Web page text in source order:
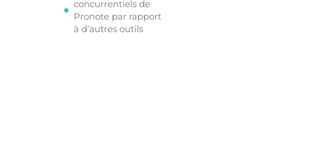
concurrentiels de
Pronote par rapport
à d’autres outils